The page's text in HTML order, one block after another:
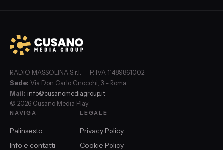
RADIO MASSOLINA S.r.l. — P. IVA 11489861002
Sede: Via Don Carlo Gnocchi, 3 – Roma
Mail: info@cusanomediagroup.it
© 2026 Cusano Media Play
NAVIGA
Palinsesto
Info e contatti
LEGALE
Privacy Policy
Cookie Policy